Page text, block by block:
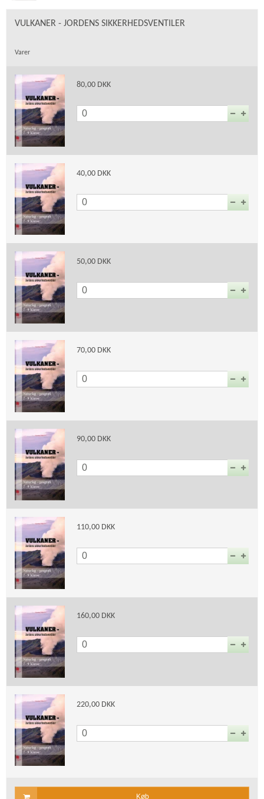
VULKANER - JORDENS SIKKERHEDSVENTILER
Varer
80,00 DKK
40,00 DKK
50,00 DKK
70,00 DKK
90,00 DKK
110,00 DKK
160,00 DKK
220,00 DKK
Køb